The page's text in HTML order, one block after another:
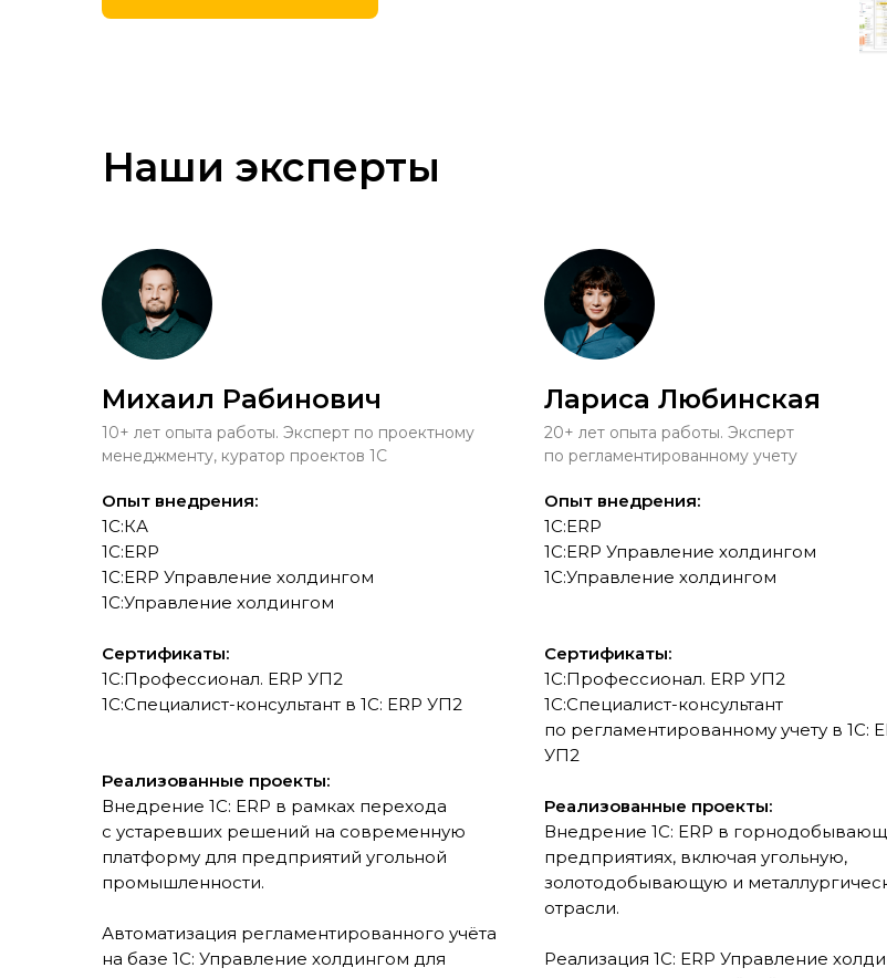
Наши эксперты
Михаил Рабинович
10+ лет опыта работы. Эксперт по проектному
менеджменту, куратор проектов 1С
Опыт внедрения:
1С:КА
1С:ERP
1С:ERP Управление холдингом
1С:Управление холдингом
Сертификаты:
1С:Профессионал. ERP УП2
1С:Специалист-консультант в 1С: ERP УП2
Реализованные проекты:
Внедрение 1С: ERP в рамках перехода
с устаревших решений на современную
платформу для предприятий угольной
промышленности.
Автоматизация регламентированного учёта
на базе 1С: Управление холдингом для
Лариса Любинская
20+ лет опыта работы. Эксперт
по регламентированному учету
Опыт внедрения:
1С:ERP
1С:ERP Управление холдингом
1С:Управление холдингом
Сертификаты:
1С:Профессионал. ERP УП2
1С:Специалист-консультант
по регламентированному учету в 1С:
УП2
Реализованные проекты:
Внедрение 1С: ERP в
предприятиях, включая угольную,
золотодобывающую и
отрасли.
Реализация 1С: ERP Управление